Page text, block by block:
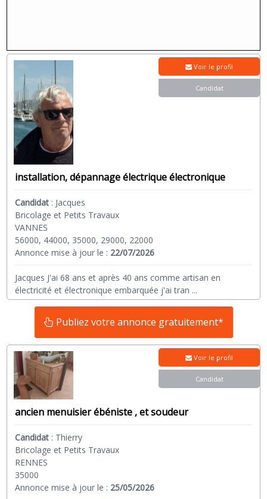
installation, dépannage électrique électronique
Candidat : Jacques
Bricolage et Petits Travaux
VANNES
56000, 44000, 35000, 29000, 22000
Annonce mise à jour le : 22/07/2026
Jacques J'ai 68 ans et après 40 ans comme artisan en
électricité et électronique embarquée j'ai tran ...
Voir le profil
Candidat
Publiez votre annonce gratuitement*
ancien menuisier ébéniste , et soudeur
Candidat : Thierry
Bricolage et Petits Travaux
RENNES
35000
Annonce mise à jour le : 25/05/2026
Voir le profil
Candidat